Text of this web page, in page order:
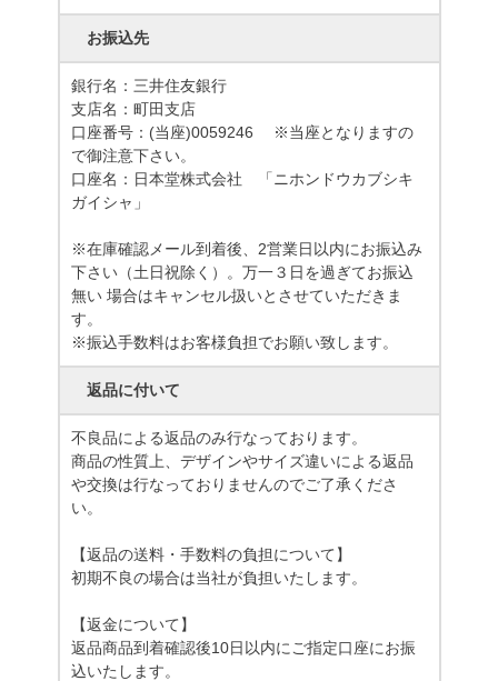
お振込先
銀行名：三井住友銀行
支店名：町田支店
口座番号：(当座)0059246 ※当座となりますの
で御注意下さい。
口座名：日本堂株式会社 「ニホンドウカブシキ
ガイシャ」
※在庫確認メール到着後、2営業日以内にお振込み
下さい（土日祝除く）。万一３日を過ぎてお振込
無い 場合はキャンセル扱いとさせていただきま
す。
※振込手数料はお客様負担でお願い致します。
返品に付いて
不良品による返品のみ行なっております。
商品の性質上、デザインやサイズ違いによる返品
や交換は行なっておりませんのでご了承くださ
い。
【返品の送料・手数料の負担について】
初期不良の場合は当社が負担いたします。
【返金について】
返品商品到着確認後10日以内にご指定口座にお振
込いたします。